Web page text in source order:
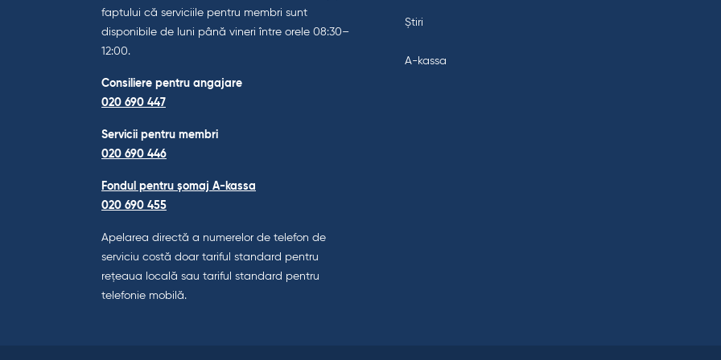
faptului că serviciile pentru membri sunt
disponibile de luni până vineri între orele 08:30–
12:00.
Consiliere pentru angajare
020 690 447
Servicii pentru membri
020 690 446
Fondul pentru șomaj A-kassa
020 690 455
Apelarea directă a numerelor de telefon de
serviciu costă doar tariful standard pentru
rețeaua locală sau tariful standard pentru
telefonie mobilă.
Știri
A-kassa